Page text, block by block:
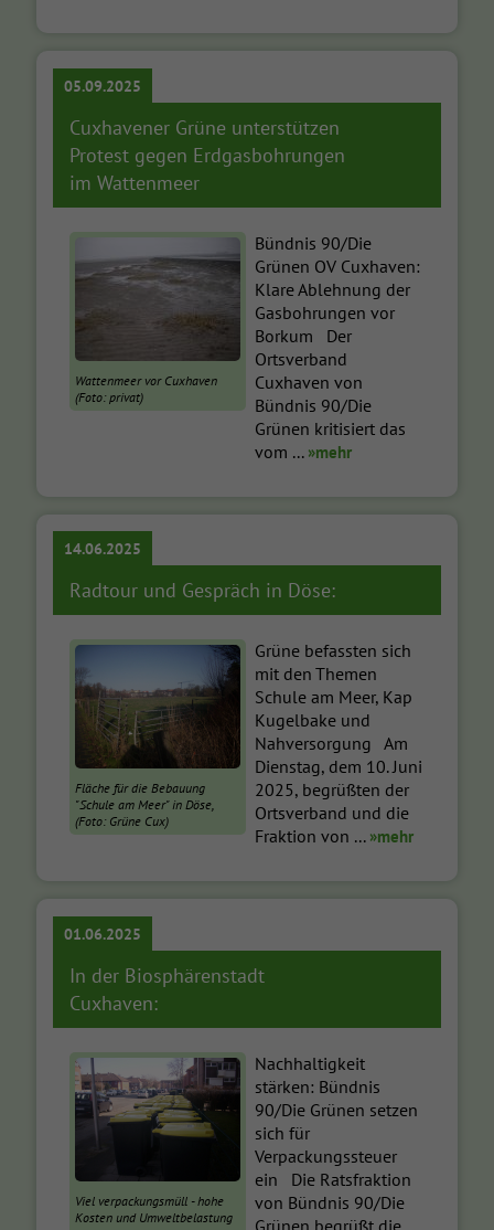
05.09.2025
Cuxhavener Grüne unterstützen
Protest gegen Erdgasbohrungen
im Wattenmeer
Wattenmeer vor Cuxhaven
(Foto: privat)
Bündnis 90/Die
Grünen OV Cuxhaven:
Klare Ablehnung der
Gasbohrungen vor
Borkum Der
Ortsverband
Cuxhaven von
Bündnis 90/Die
Grünen kritisiert das
vom ... »mehr
14.06.2025
Radtour und Gespräch in Döse:
Fläche für die Bebauung
"Schule am Meer" in Döse,
(Foto: Grüne Cux)
Grüne befassten sich
mit den Themen
Schule am Meer, Kap
Kugelbake und
Nahversorgung Am
Dienstag, dem 10. Juni
2025, begrüßten der
Ortsverband und die
Fraktion von ... »mehr
01.06.2025
In der Biosphärenstadt
Cuxhaven:
Viel verpackungsmüll - hohe
Kosten und Umweltbelastung
Nachhaltigkeit
stärken: Bündnis
90/Die Grünen setzen
sich für
Verpackungssteuer
ein Die Ratsfraktion
von Bündnis 90/Die
Grünen begrüßt die ...